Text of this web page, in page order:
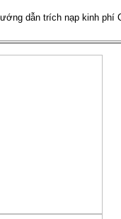
dẫn trích nạp kinh phí